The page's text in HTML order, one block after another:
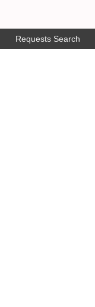
Requests Search